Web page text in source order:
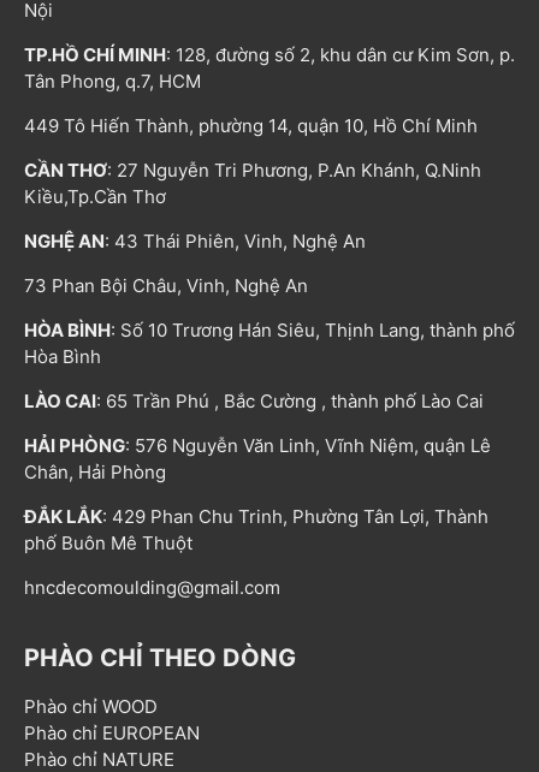
Nội
TP.HỒ CHÍ MINH: 128, đường số 2, khu dân cư Kim Sơn, p.
Tân Phong, q.7, HCM
449 Tô Hiến Thành, phường 14, quận 10, Hồ Chí Minh
CẦN THƠ: 27 Nguyễn Tri Phương, P.An Khánh, Q.Ninh
Kiều,Tp.Cần Thơ
NGHỆ AN: 43 Thái Phiên, Vinh, Nghệ An
73 Phan Bội Châu, Vinh, Nghệ An
HÒA BÌNH: Số 10 Trương Hán Siêu, Thịnh Lang, thành phố
Hòa Bình
LÀO CAI: 65 Trần Phú , Bắc Cường , thành phố Lào Cai
HẢI PHÒNG: 576 Nguyễn Văn Linh, Vĩnh Niệm, quận Lê
Chân, Hải Phòng
ĐẮK LẮK: 429 Phan Chu Trinh, Phường Tân Lợi, Thành
phố Buôn Mê Thuột
hncdecomoulding@gmail.com
PHÀO CHỈ THEO DÒNG
Phào chỉ WOOD
Phào chỉ EUROPEAN
Phào chỉ NATURE